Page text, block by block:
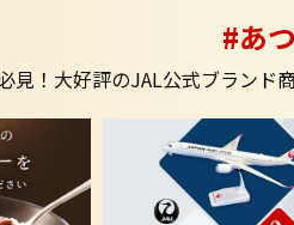
#あ
見！大好評のJAL公式ブランド